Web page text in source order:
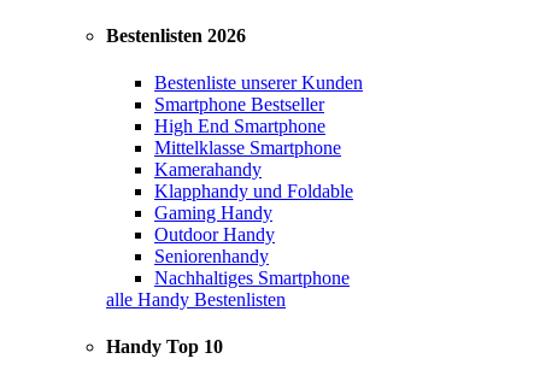
Bestenlisten 2026
Bestenliste unserer Kunden
Smartphone Bestseller
High End Smartphone
Mittelklasse Smartphone
Kamerahandy
Klapphandy und Foldable
Gaming Handy
Outdoor Handy
Seniorenhandy
Nachhaltiges Smartphone
alle Handy Bestenlisten
Handy Top 10